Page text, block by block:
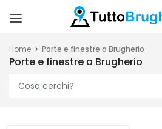
Home Porte e finestre a Brugherio
Porte e finestre a Brugherio